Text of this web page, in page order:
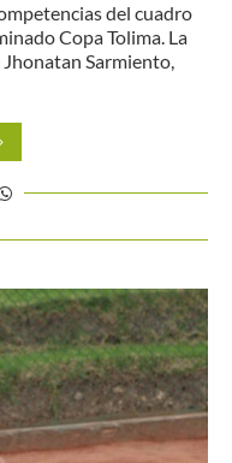
del cuadro
Copa Tolima. La
Sarmiento,